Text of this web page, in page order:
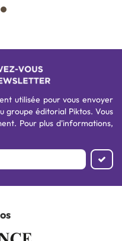
utilisée pour vous envoyer
groupe éditorial Piktos. Vous
Pour plus d'informations,